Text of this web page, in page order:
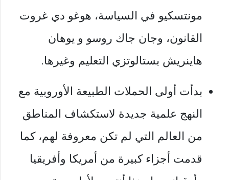
مونتسكيو في السياسة، هوغو دي غروت
القانون، وجان جاك روسو و يوهان
هاينريش بستالوتزي التعليم وغيرها.
بدأت أولى الحملات الطبيعة الأوروبية مع
النهج علمية جديدة لاستكشاف المناطق
من العالم التي لم تكن معروفة لهم، كما
قدمت أجزاء كبيرة من أمريكا وأفريقيا